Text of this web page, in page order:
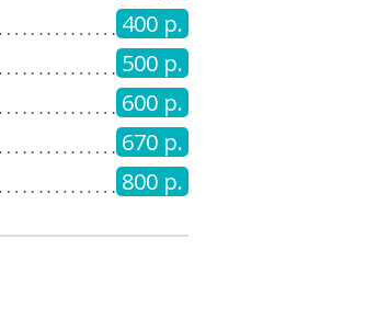
400 р.
500 р.
600 р.
670 р.
800 р.